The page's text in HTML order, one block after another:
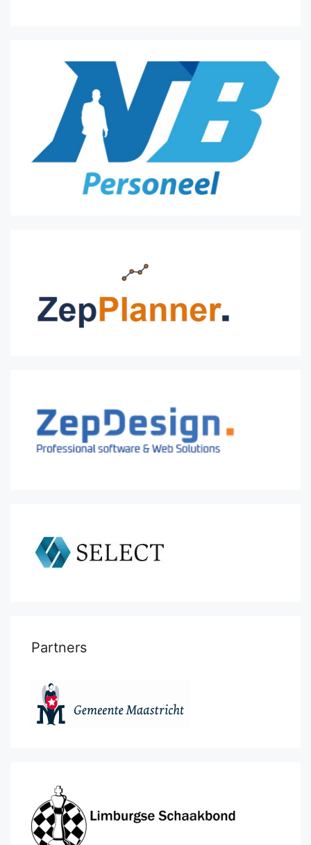
Partners